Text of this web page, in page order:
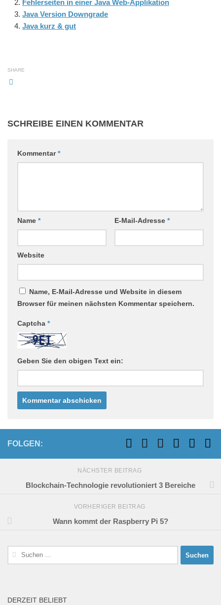
Fehlerseiten in einer Java Web-Applikation
Java Version Downgrade
Java kurz & gut
SHARE
SCHREIBE EINEN KOMMENTAR
Kommentar*
Name * E-Mail-Adresse *
Website
Name, E-Mail-Adresse und Website in diesem
Browser für meinen nächsten Kommentar speichern.
Captcha *
Geben Sie den obigen Text ein:
FOLGEN:
NÄCHSTER BEITRAG
Blockchain-Technologie revolutioniert 3 Bereiche
VORHERIGER BEITRAG
Wann kommt der Raspberry Pi 5?
Suchen
nach:
DERZEIT BELIEBT